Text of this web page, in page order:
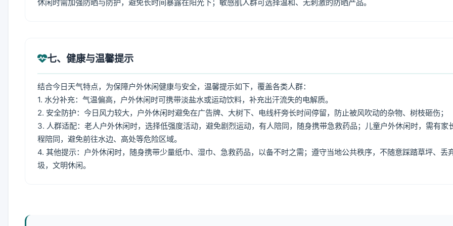
休闲时需加强防晒与防护，避免长时间暴露在阳光下；敏感肌人群可选择温和、无刺激的防晒产品。
七、健康与温馨提示
结合今日天气特点，为保障户外休闲健康与安全，温馨提示如下，覆盖各类人群：
1. 水分补充：气温偏高，户外休闲时可携带淡盐水或运动饮料，补充出汗流失的电解质。
2. 安全防护：今日风力较大，户外休闲时避免在广告牌、大树下、电线杆旁长时间停留，防止被风吹动的杂物、树枝砸伤；
3. 人群适配：老人户外休闲时，选择低强度活动，避免剧烈运动，有人陪同，随身携带急救药品；儿童户外休闲时，需有家
程陪同，避免前往水边、高处等危险区域。
4. 其他提示：户外休闲时，随身携带少量纸巾、湿巾、急救药品，以备不时之需；遵守当地公共秩序，不随意踩踏草坪、丢
圾，文明休闲。